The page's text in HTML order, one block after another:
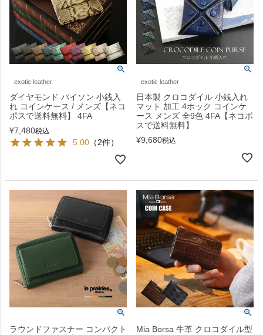
exotic leather
ダイヤモンド パイソン 小銭入
れ コインケース / メンズ【ネコ
ポスで送料無料】 4FA
¥7,480税込
5.00 （2件）
exotic leather
日本製 クロコダイル 小銭入れ
マット 加工 4ホック コインケ
ース メンズ 全9色 4FA【ネコポ
スで送料無料】
¥9,680税込
ラウンドファスナー コンパクト
Mia Borsa 牛革 クロコダイル型